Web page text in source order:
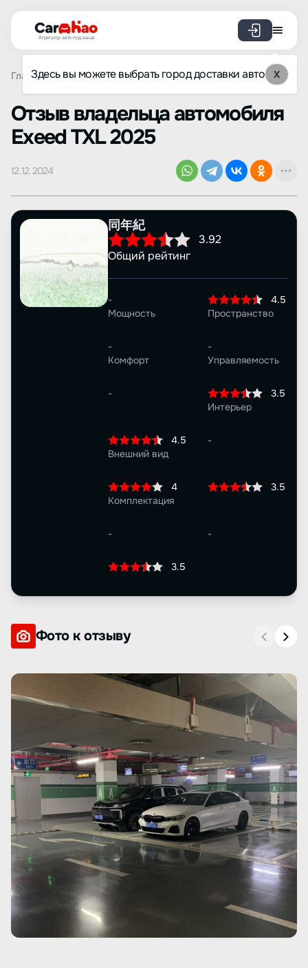
Агрегатор авто под заказ
Здесь вы можете выбрать город доставки авто X
Главная Отзывы Exeed TXL Просмотр отзыва
Oтзыв владельца автомобиля
Exeed TXL 2025
12.12.2024
同年紀
3.92
Общий рейтинг
-
Мощность
4.5
Пространство
-
Комфорт
-
Управляемость
-
3.5
Интерьер
4.5
Внешний вид
-
4
Комплектация
3.5
- -
3.5
Фото к отзыву